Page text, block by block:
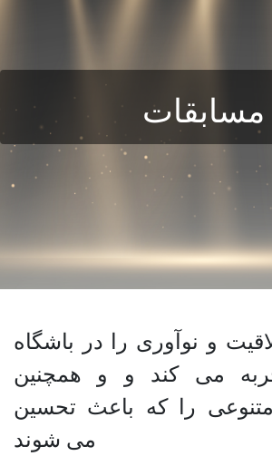
مسابقات
و نوآوری را در باشگاه
می کند و و همچنین
را که باعث تحسین
می شوند